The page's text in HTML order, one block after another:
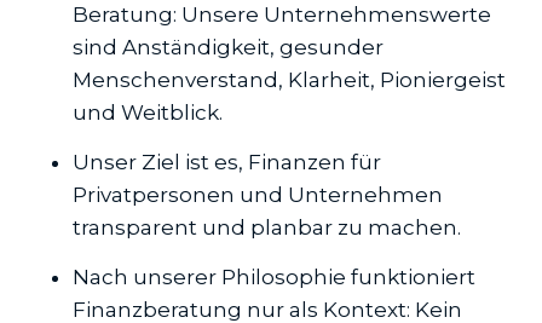
Beratung: Unsere Unternehmenswerte
sind Anständigkeit, gesunder
Menschenverstand, Klarheit, Pioniergeist
und Weitblick.
Unser Ziel ist es, Finanzen für
Privatpersonen und Unternehmen
transparent und planbar zu machen.
Nach unserer Philosophie funktioniert
Finanzberatung nur als Kontext: Kein